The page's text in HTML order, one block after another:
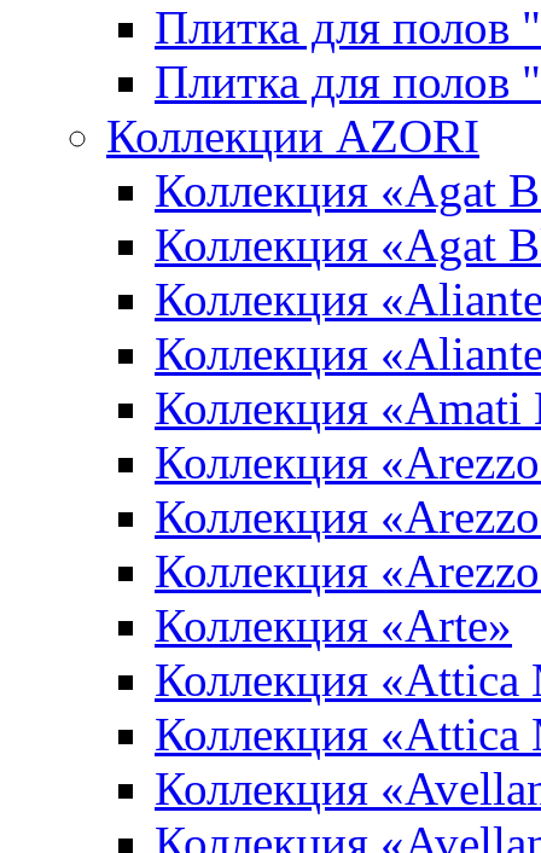
Плитка для полов
Плитка для
Коллекции AZORI
Коллекция «Agat
Коллекция «Agat
Коллекция
Коллекция
Коллекция «Amati
Коллекция
Коллекция
Коллекция
Коллекция «Arte»
Коллекция «Attica
Коллекция «Attica
Коллекция